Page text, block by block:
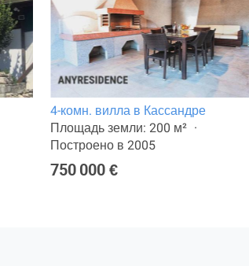
4-комн. вилла в Кассандре
Площадь земли: 200 м²
Построено в 2005
750 000 €